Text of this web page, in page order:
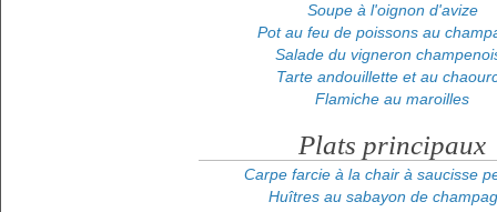
Soupe à l'oignon d'avize
Pot au feu de poissons au
Salade du vigneron
Tarte andouillette et au
Flamiche au maroilles
Plats principaux
Carpe farcie à la chair à saucisse
Huîtres au sabayon de